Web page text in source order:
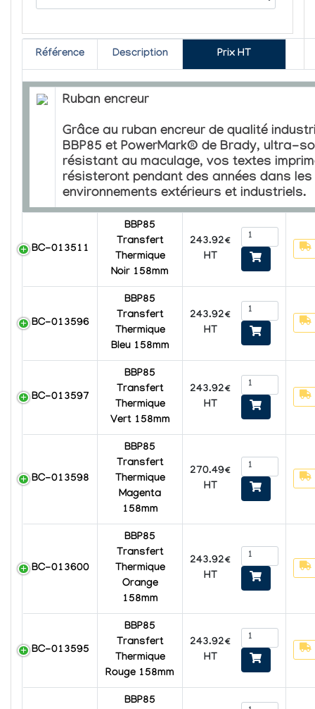
Référence Description Prix HT
Ruban encreur
Grâce au ruban encreur de qualité
BBP85 et PowerMark® de Brady, ultra-
résistant au maculage, vos textes
résisteront pendant des années dans les
environnements extérieurs et industriels.
BC-013511
BBP85
Transfert
Thermique
Noir 158mm
243.92€
HT
BC-013596
BBP85
Transfert
Thermique
Bleu 158mm
243.92€
HT
BC-013597
BBP85
Transfert
Thermique
Vert 158mm
243.92€
HT
BC-013598
BBP85
Transfert
Thermique
Magenta
158mm
270.49€
HT
BC-013600
BBP85
Transfert
Thermique
Orange
158mm
243.92€
HT
BC-013595
BBP85
Transfert
Thermique
Rouge 158mm
243.92€
HT
BBP85